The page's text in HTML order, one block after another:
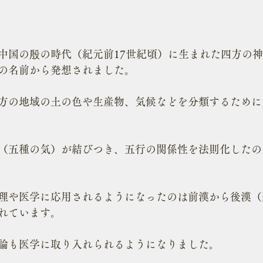
国の殷の時代（紀元前17世紀頃）に生まれた四方の
名前から発想されました。
の地域の土の色や生産物、気候などを分類するため
五種の気）が結びつき、五行の関係性を法則化した
や医学に応用されるようになったのは前漢から後漢
ています。
も医学に取り入れられるようになりました。